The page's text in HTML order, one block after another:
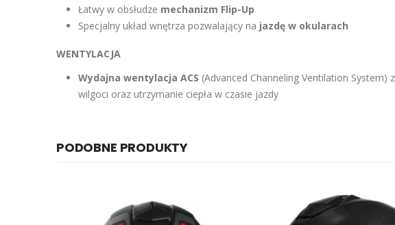
Łatwy w obsłudze mechanizm Flip-Up
Specjalny układ wnętrza pozwalający na jazdę w okularach
WENTYLACJA
Wydajna wentylacja ACS (Advanced Channeling Ventilation System)
wilgoci oraz utrzymanie ciepła w czasie jazdy
PODOBNE PRODUKTY